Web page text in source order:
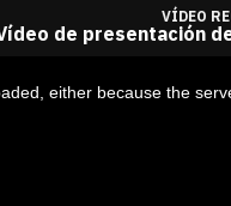
VÍDEO
de presentación
either because the